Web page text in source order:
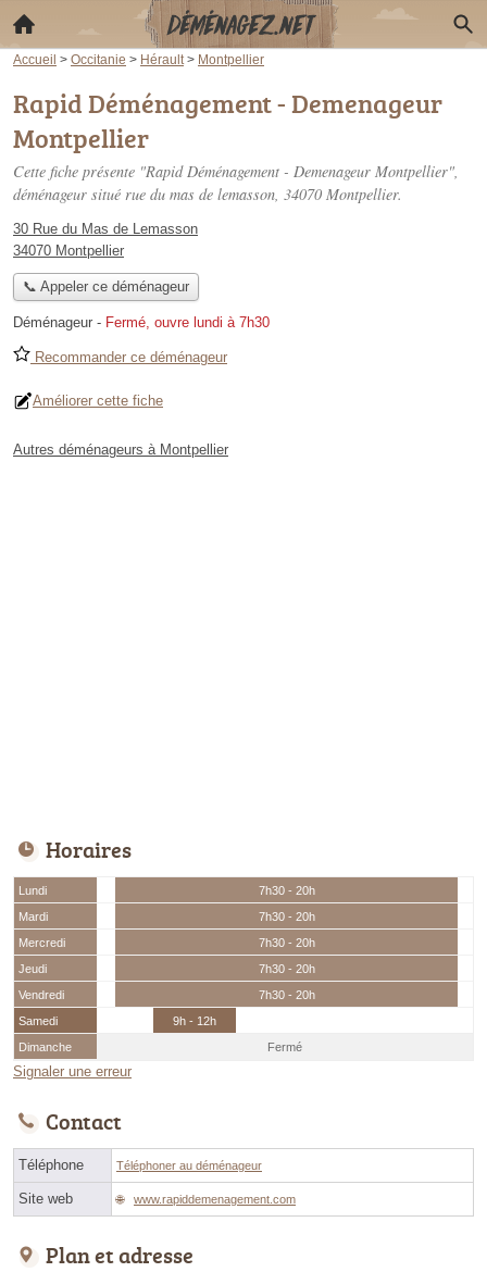
Accueil > Occitanie > Hérault > Montpellier
Rapid Déménagement - Demenageur
Montpellier
Cette fiche présente "Rapid Déménagement - Demenageur Montpellier",
déménageur situé rue du mas de lemasson, 34070 Montpellier.
30 Rue du Mas de Lemasson
34070 Montpellier
📞 Appeler ce déménageur
Déménageur - Fermé, ouvre lundi à 7h30
Recommander ce déménageur
Améliorer cette fiche
Autres déménageurs à Montpellier
Horaires
Lundi
7h30 - 20h
Mardi
7h30 - 20h
Mercredi
7h30 - 20h
Jeudi
7h30 - 20h
Vendredi
7h30 - 20h
Samedi
9h - 12h
Dimanche
Fermé
Signaler une erreur
Contact
Téléphone Téléphoner au déménageur
Site web www.rapiddemenagement.com
Plan et adresse